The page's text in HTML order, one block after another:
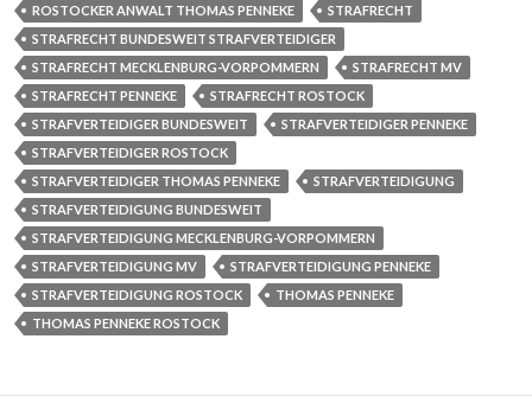
ROSTOCKER ANWALT THOMAS PENNEKE
STRAFRECHT
STRAFRECHT BUNDESWEIT STRAFVERTEIDIGER
STRAFRECHT MECKLENBURG-VORPOMMERN
STRAFRECHT MV
STRAFRECHT PENNEKE
STRAFRECHT ROSTOCK
STRAFVERTEIDIGER BUNDESWEIT
STRAFVERTEIDIGER PENNEKE
STRAFVERTEIDIGER ROSTOCK
STRAFVERTEIDIGER THOMAS PENNEKE
STRAFVERTEIDIGUNG
STRAFVERTEIDIGUNG BUNDESWEIT
STRAFVERTEIDIGUNG MECKLENBURG-VORPOMMERN
STRAFVERTEIDIGUNG MV
STRAFVERTEIDIGUNG PENNEKE
STRAFVERTEIDIGUNG ROSTOCK
THOMAS PENNEKE
THOMAS PENNEKE ROSTOCK